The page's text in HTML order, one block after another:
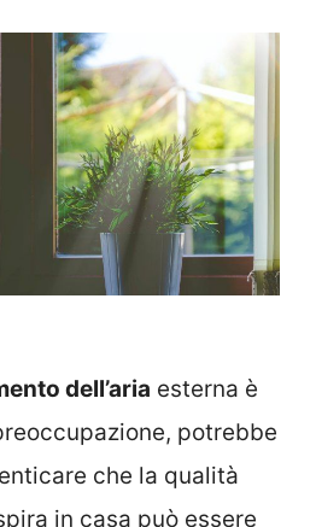
dell’aria esterna è
potrebbe
che la qualità
in casa può essere